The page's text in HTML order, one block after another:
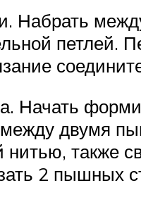
Набрать
Начать
между двумя
нитью,
2 пышных